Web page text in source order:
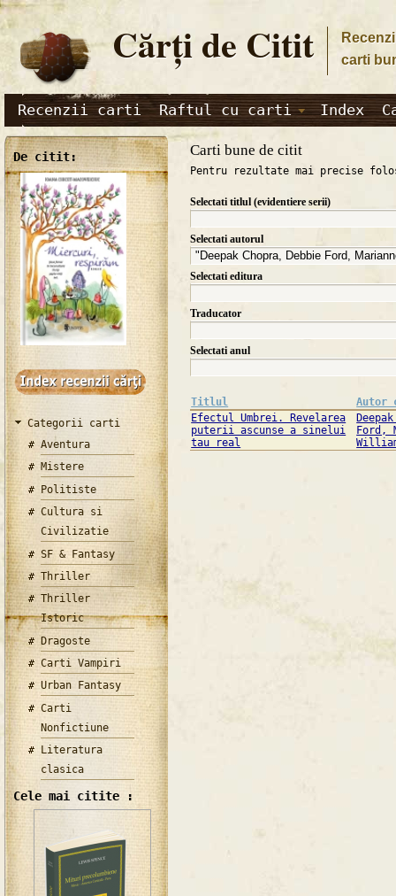
Cărţi de Citit
carti
Recenzii carti Raftul cu carti Index
De citit:
Categorii carti
Aventura
Mistere
Politiste
Cultura si
Civilizatie
SF & Fantasy
Thriller
Thriller
Istoric
Dragoste
Carti Vampiri
Urban Fantasy
Carti
Nonfictiune
Literatura
clasica
Cele mai citite :
Carti bune de citit
Pentru rezultate mai precise
Selectati titlul (evidentiere serii)
Selectati autorul
Selectati editura
Traducator
Selectati anul
Titlul
Autor
Efectul Umbrei. Revelarea
puterii ascunse a sinelui
tau real
Ford,